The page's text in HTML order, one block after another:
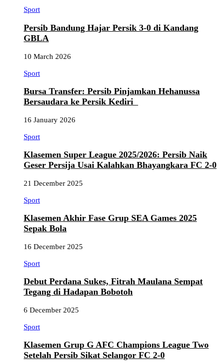
Sport
Persib Bandung Hajar Persik 3-0 di Kandang
GBLA
10 March 2026
Sport
Bursa Transfer: Persib Pinjamkan Hehanussa
Bersaudara ke Persik Kediri
16 January 2026
Sport
Klasemen Super League 2025/2026: Persib Naik
Geser Persija Usai Kalahkan Bhayangkara FC 2-0
21 December 2025
Sport
Klasemen Akhir Fase Grup SEA Games 2025
Sepak Bola
16 December 2025
Sport
Debut Perdana Sukes, Fitrah Maulana Sempat
Tegang di Hadapan Bobotoh
6 December 2025
Sport
Klasemen Grup G AFC Champions League Two
Setelah Persib Sikat Selangor FC 2-0